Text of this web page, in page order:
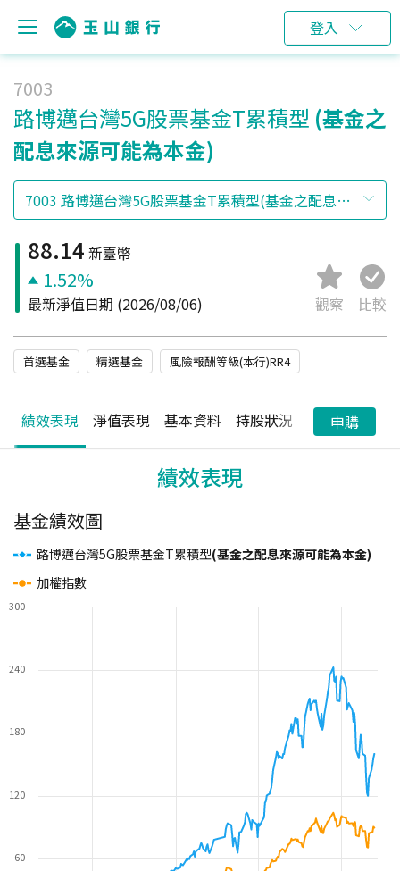
登入
7003
路博邁台灣5G股票基金T累積型 (基金之
配息來源可能為本金)
88.14 新臺幣
1.52%
最新淨值日期 (2026/08/06) 觀察 比較
首選基金 精選基金 風險報酬等級(本行)RR4
績效表現 淨值表現 基本資料 持股狀況 配息狀況
申購
績效表現
基金績效圖
路博邁台灣5G股票基金T累積型(基金之配息來源可能為本金)
加權指數
60
120
180
240
300